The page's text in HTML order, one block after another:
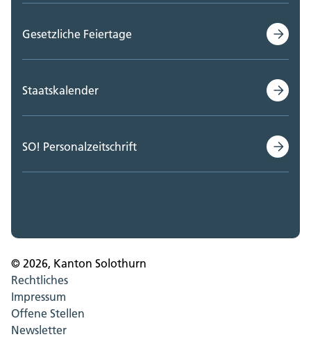
Gesetzliche Feiertage
Staatskalender
SO! Personalzeitschrift
© 2026, Kanton Solothurn
Rechtliches
Impressum
Offene Stellen
Newsletter